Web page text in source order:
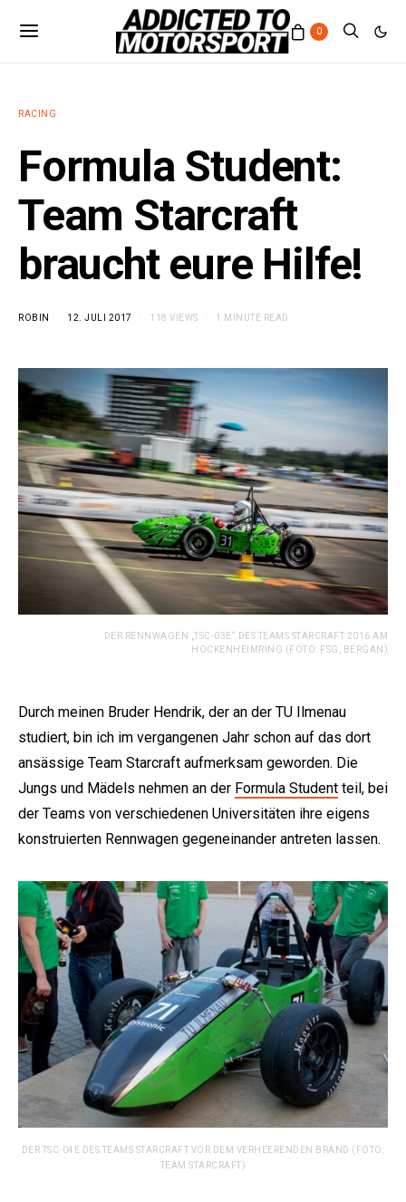
0
RACING
Formula Student:
Team Starcraft
braucht eure Hilfe!
ROBIN 12. JULI 2017 118 VIEWS 1 MINUTE READ
DER RENNWAGEN „TSC-03E“ DES TEAMS STARCRAFT 2016 AM
HOCKENHEIMRING (FOTO: FSG, BERGAN)
Durch meinen Bruder Hendrik, der an der TU Ilmenau
studiert, bin ich im vergangenen Jahr schon auf das dort
ansässige Team Starcraft aufmerksam geworden. Die
Jungs und Mädels nehmen an der Formula Student teil, bei
der Teams von verschiedenen Universitäten ihre eigens
konstruierten Rennwagen gegeneinander antreten lassen.
DER TSC-04E DES TEAMS STARCRAFT VOR DEM VERHEERENDEN BRAND (FOTO:
TEAM STARCRAFT)